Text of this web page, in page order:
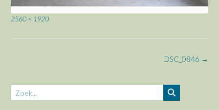
Volledige
2560 × 1920
DSC_0846 →